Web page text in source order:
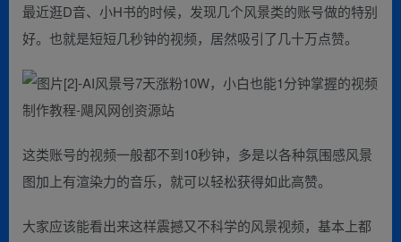
最近逛D音、小H书的时候，发现几个风景类的账号做的特别
好。也就是短短几秒钟的视频，居然吸引了几十万点赞。
这类账号的视频一般都不到10秒钟，多是以各种氛围感风景
图加上有渲染力的音乐，就可以轻松获得如此高赞。
大家应该能看出来这样震撼又不科学的风景视频，基本上都